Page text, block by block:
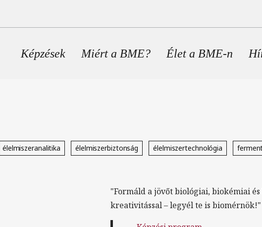
Fő navigáció
Képzések Miért a BME? Élet a BME-n
élelmiszeranalitika élelmiszerbiztonság élelmiszertechnológia
"Formáld a jövőt biológiai, biokémiai
kreativitással – legyél te is biomérnök!"